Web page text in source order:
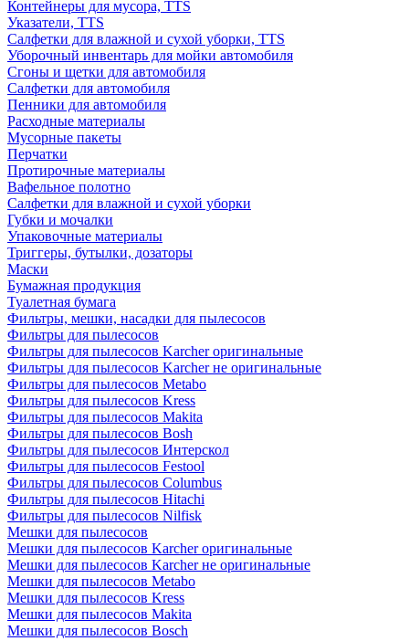
Контейнеры для мусора, TTS
Указатели, TTS
Салфетки для влажной и сухой уборки, TTS
Уборочный инвентарь для мойки автомобиля
Сгоны и щетки для автомобиля
Салфетки для автомобиля
Пенники для автомобиля
Расходные материалы
Мусорные пакеты
Перчатки
Протирочные материалы
Вафельное полотно
Салфетки для влажной и сухой уборки
Губки и мочалки
Упаковочные материалы
Триггеры, бутылки, дозаторы
Маски
Бумажная продукция
Туалетная бумага
Фильтры, мешки, насадки для пылесосов
Фильтры для пылесосов
Фильтры для пылесосов Karcher оригинальные
Фильтры для пылесосов Karcher не оригинальные
Фильтры для пылесосов Metabo
Фильтры для пылесосов Kress
Фильтры для пылесосов Makita
Фильтры для пылесосов Bosh
Фильтры для пылесосов Интерскол
Фильтры для пылесосов Festool
Фильтры для пылесосов Columbus
Фильтры для пылесосов Hitachi
Фильтры для пылесосов Nilfisk
Мешки для пылесосов
Мешки для пылесосов Karcher оригинальные
Мешки для пылесосов Karcher не оригинальные
Мешки для пылесосов Metabo
Мешки для пылесосов Kress
Мешки для пылесосов Makita
Мешки для пылесосов Bosch